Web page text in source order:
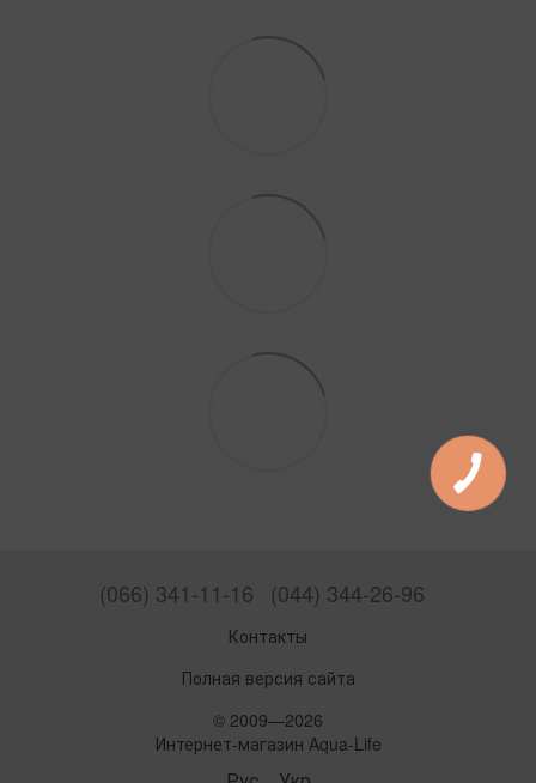
(066) 341-11-16 (044) 344-26-96
Контакты
Полная версия сайта
© 2009—2026
Интернет-магазин Aqua-Life